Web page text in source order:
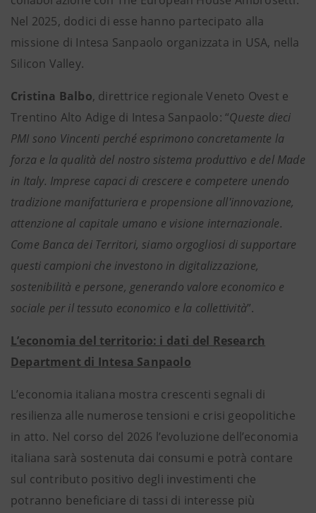
Nel 2025, dodici di esse hanno partecipato alla
missione di Intesa Sanpaolo organizzata in USA, nella
Silicon Valley.
Cristina Balbo, direttrice regionale Veneto Ovest e
Trentino Alto Adige di Intesa Sanpaolo: “Queste dieci
PMI sono Vincenti perché esprimono concretamente la
forza e la qualità del nostro sistema produttivo e del Made
in Italy. Imprese capaci di crescere e competere unendo
tradizione manifatturiera e propensione all'innovazione,
attenzione al capitale umano e visione internazionale.
Come Banca dei Territori, siamo orgogliosi di supportare
questi campioni che investono in digitalizzazione,
sostenibilità e persone, generando valore economico e
sociale per il tessuto economico e la collettività”.
L’economia del territorio: i dati del Research
Department di Intesa Sanpaolo
L’economia italiana mostra crescenti segnali di
resilienza alle numerose tensioni e crisi geopolitiche
in atto. Nel corso del 2026 l’evoluzione dell’economia
italiana sarà sostenuta dai consumi e potrà contare
sul contributo positivo degli investimenti che
potranno beneficiare di tassi di interesse più